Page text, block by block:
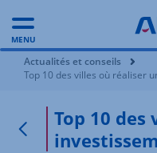
MENU
Vous êtes ici:
Actualités et conseils
Top 10 des villes où réaliser
Retour à la page
Top 10